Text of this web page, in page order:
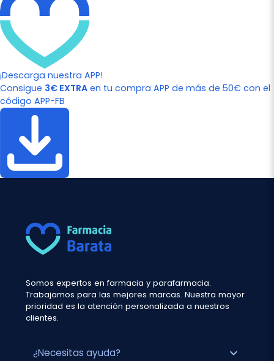
¡Descarga nuestra APP!
Consigue 3€ EXTRA en tu compra APP de más de 50€ con el
código APP-FB
Somos expertos en farmacia y parafarmacia.
Trabajamos para las mejores marcas. Nuestra mayor
prioridad es la atención personalizada a nuestros
clientes.
¿Necesitas ayuda? expand_more